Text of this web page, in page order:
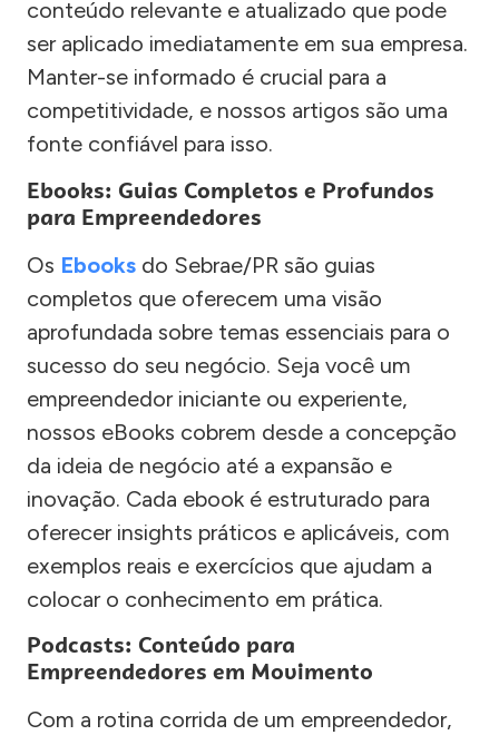
conteúdo relevante e atualizado que pode
ser aplicado imediatamente em sua empresa.
Manter-se informado é crucial para a
competitividade, e nossos artigos são uma
fonte confiável para isso.
Ebooks: Guias Completos e Profundos
para Empreendedores
Os Ebooks do Sebrae/PR são guias
completos que oferecem uma visão
aprofundada sobre temas essenciais para o
sucesso do seu negócio. Seja você um
empreendedor iniciante ou experiente,
nossos eBooks cobrem desde a concepção
da ideia de negócio até a expansão e
inovação. Cada ebook é estruturado para
oferecer insights práticos e aplicáveis, com
exemplos reais e exercícios que ajudam a
colocar o conhecimento em prática.
Podcasts: Conteúdo para
Empreendedores em Movimento
Com a rotina corrida de um empreendedor,